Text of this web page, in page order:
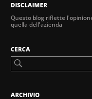
DISCLAIMER
Questo blog riflette
quella dell'azienda
CERCA
ARCHIVIO